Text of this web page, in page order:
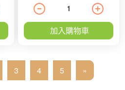
加入購物車
3 4 5 »